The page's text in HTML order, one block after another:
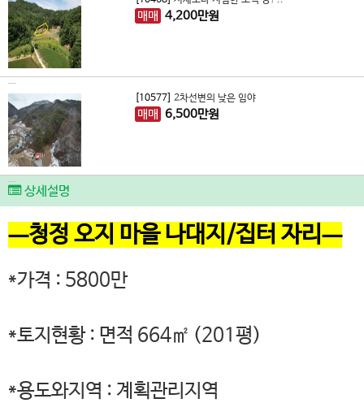
매매 4,200만원
[10577] 2차선변의 낮은 임야
매매 6,500만원
상세설명
ㅡ청정 오지 마을 나대지/집터 자리ㅡ
*가격 : 5800만
*토지현황 : 면적 664㎡ (201평)
*용도와지역 : 계획관리지역